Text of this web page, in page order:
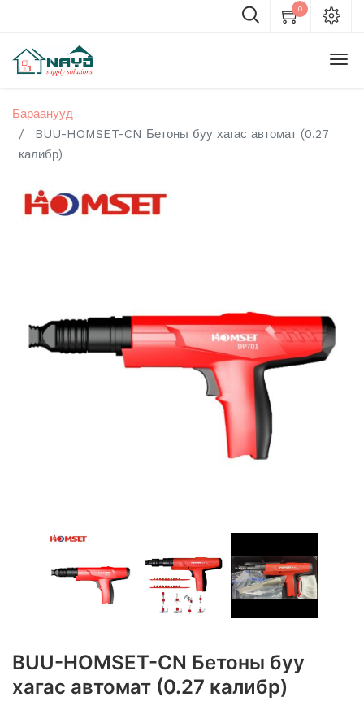
0
Бараанууд
BUU-HOMSET-CN Бетоны буу хагас автомат (0.27
калибр)
BUU-HOMSET-CN Бетоны буу
хагас автомат (0.27 калибр)